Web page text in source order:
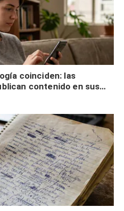
coinciden: las
contenido en sus
buscar validación